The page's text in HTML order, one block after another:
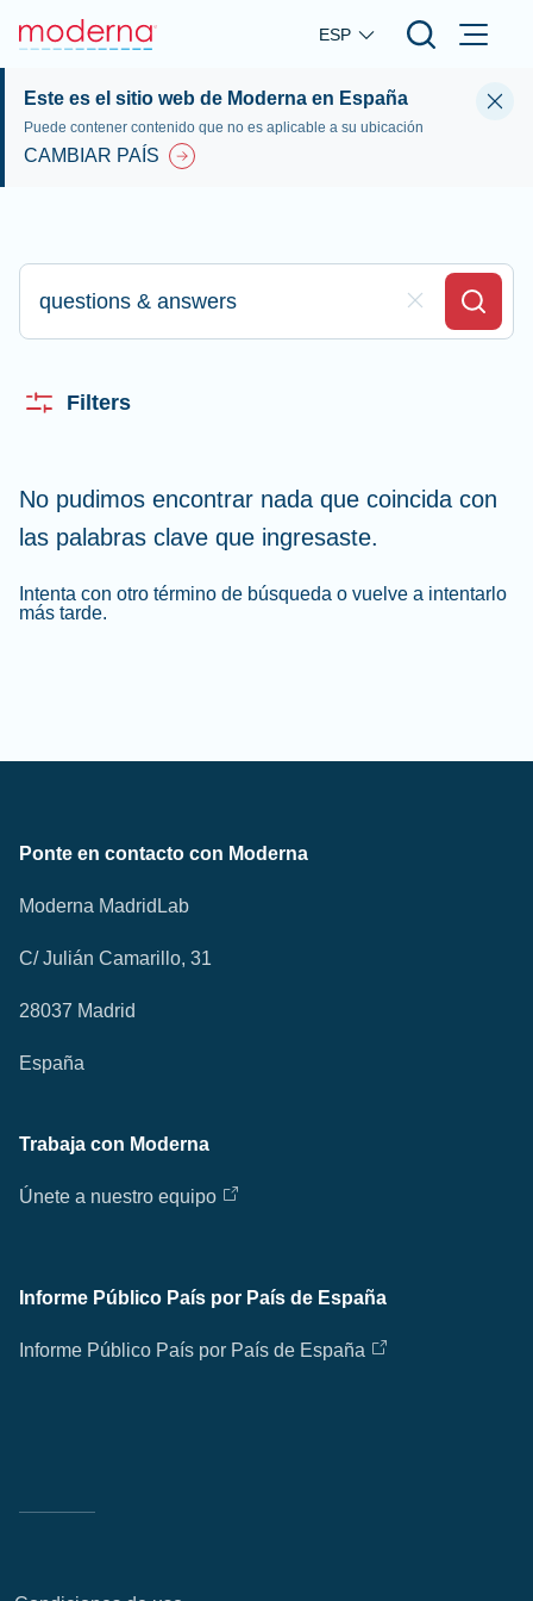
Skip to main content
ESP
Este es el sitio web de Moderna en España
Puede contener contenido que no es aplicable a su ubicación
CAMBIAR PAÍS
Escriba aquí su búsqueda
Clear Field
Search
Filters
No pudimos encontrar nada que coincida con
las palabras clave que ingresaste.
Intenta con otro término de búsqueda o vuelve a intentarlo
más tarde.
Ponte en contacto con Moderna
Moderna MadridLab
C/ Julián Camarillo, 31
28037 Madrid
España
Trabaja con Moderna
Únete a nuestro equipo
Informe Público País por País de España
Informe Público País por País de España